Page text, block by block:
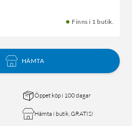
Finns i 1 butik.
HÄMTA
Öppet köp i 100 dagar
Hämta i butik, GRATIS!